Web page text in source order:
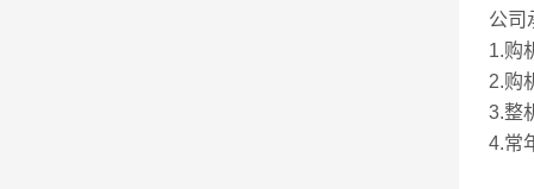
公司
1.购
2.购
3.整
4.常